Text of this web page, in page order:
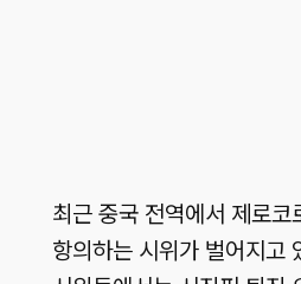
최근 중국 전역에서 제로코
항의하는 시위가 벌어지고